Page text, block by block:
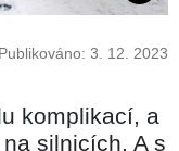
Publikováno: 3. 12. 2023
komplikací, a
silnicích. A s